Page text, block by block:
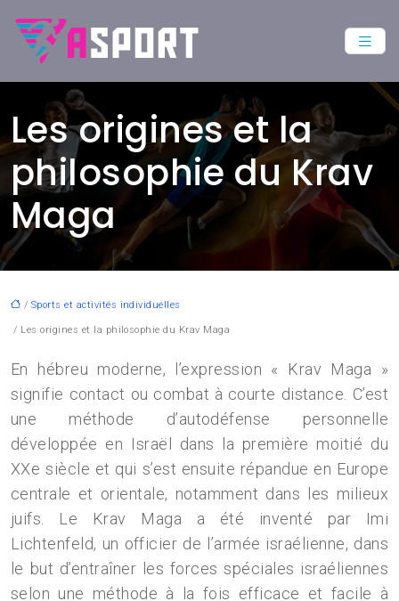
Les origines et la
philosophie du Krav
Maga
/ Sports et activités individuelles
/ Les origines et la philosophie du Krav Maga
En hébreu moderne, l’expression « Krav Maga »
signifie contact ou combat à courte distance. C’est
une méthode d’autodéfense personnelle
développée en Israël dans la première moitié du
XXe siècle et qui s’est ensuite répandue en Europe
centrale et orientale, notamment dans les milieux
juifs. Le Krav Maga a été inventé par Imi
Lichtenfeld, un officier de l’armée israélienne, dans
le but d’entraîner les forces spéciales israéliennes
selon une méthode à la fois efficace et facile à